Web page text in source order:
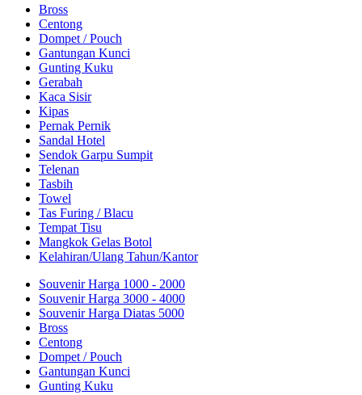
Bross
Centong
Dompet / Pouch
Gantungan Kunci
Gunting Kuku
Gerabah
Kaca Sisir
Kipas
Pernak Pernik
Sandal Hotel
Sendok Garpu Sumpit
Telenan
Tasbih
Towel
Tas Furing / Blacu
Tempat Tisu
Mangkok Gelas Botol
Kelahiran/Ulang Tahun/Kantor
Souvenir Harga 1000 - 2000
Souvenir Harga 3000 - 4000
Souvenir Harga Diatas 5000
Bross
Centong
Dompet / Pouch
Gantungan Kunci
Gunting Kuku